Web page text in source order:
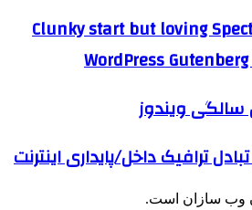
Clunky start but loving
WordPress
سالگی ویندوز
ترافیک داخل/پایداری اینترنت
وب سازان است.